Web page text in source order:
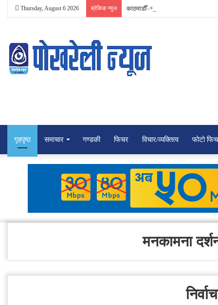
Thursday, August 6 2026 ब्रेकिङ न्युज काठमाडौँ–१ मा रास्वपाकी रञ्जु दर्शना
गृहपृष्ठ समाचार गण्डकी फिचर विचार/व्यक्तित्व फोटो
मनकामना